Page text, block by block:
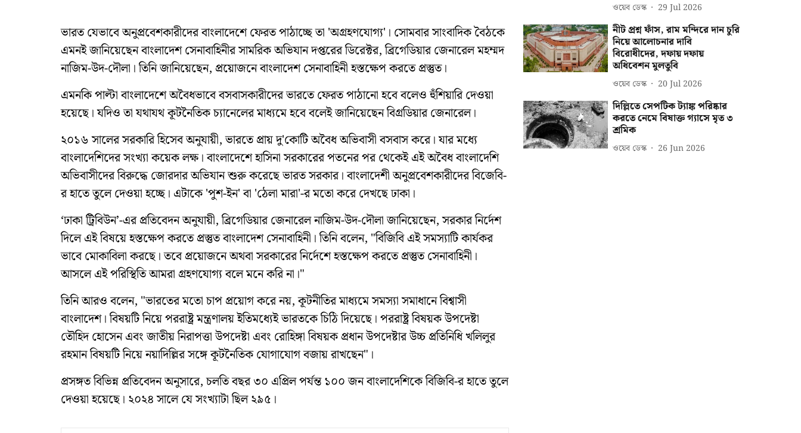
ভারত যেভাবে অনুপ্রবেশকারীদের বাংলাদেশে ফেরত পাঠাচ্ছে তা 'অগ্রহণযোগ্য'। সোমবার সাংবাদিক বৈঠকে
এমনই জানিয়েছেন বাংলাদেশ সেনাবাহিনীর সামরিক অভিযান দপ্তরের ডিরেক্টর, ব্রিগেডিয়ার জেনারেল মহম্মদ
নাজিম-উদ-দৌলা। তিনি জানিয়েছেন, প্রয়োজনে বাংলাদেশ সেনাবাহিনী হস্তক্ষেপ করতে প্রস্তুত।
এমনকি পাল্টা বাংলাদেশে অবৈধভাবে বসবাসকারীদের ভারতে ফেরত পাঠানো হবে বলেও হুঁশিয়ারি দেওয়া
হয়েছে। যদিও তা যথাযথ কূটনৈতিক চ্যানেলের মাধ্যমে হবে বলেই জানিয়েছেন বিগ্রডিয়ার জেনারেল।
২০১৬ সালের সরকারি হিসেব অনুযায়ী, ভারতে প্রায় দু'কোটি অবৈধ অভিবাসী বসবাস করে। যার মধ্যে
বাংলাদেশিদের সংখ্যা কয়েক লক্ষ। বাংলাদেশে হাসিনা সরকারের পতনের পর থেকেই এই অবৈধ বাংলাদেশি
অভিবাসীদের বিরুদ্ধে জোরদার অভিযান শুরু করেছে ভারত সরকার। বাংলাদেশী অনুপ্রবেশকারীদের বিজেবি-
র হাতে তুলে দেওয়া হচ্ছে। এটাকে 'পুশ-ইন' বা 'ঠেলা মারা'-র মতো করে দেখছে ঢাকা।
‘ঢাকা ট্রিবিউন’-এর প্রতিবেদন অনুযায়ী, ব্রিগেডিয়ার জেনারেল নাজিম-উদ-দৌলা জানিয়েছেন, সরকার নির্দেশ
দিলে এই বিষয়ে হস্তক্ষেপ করতে প্রস্তুত বাংলাদেশ সেনাবাহিনী। তিনি বলেন, "বিজিবি এই সমস্যাটি কার্যকর
ভাবে মোকাবিলা করছে। তবে প্রয়োজনে অথবা সরকারের নির্দেশে হস্তক্ষেপ করতে প্রস্তুত সেনাবাহিনী।
আসলে এই পরিস্থিতি আমরা গ্রহণযোগ্য বলে মনে করি না।"
তিনি আরও বলেন, "ভারতের মতো চাপ প্রয়োগ করে নয়, কূটনীতির মাধ্যমে সমস্যা সমাধানে বিশ্বাসী
বাংলাদেশ। বিষয়টি নিয়ে পররাষ্ট্র মন্ত্রণালয় ইতিমধ্যেই ভারতকে চিঠি দিয়েছে। পররাষ্ট্র বিষয়ক উপদেষ্টা
তৌহিদ হোসেন এবং জাতীয় নিরাপত্তা উপদেষ্টা এবং রোহিঙ্গা বিষয়ক প্রধান উপদেষ্টার উচ্চ প্রতিনিধি খলিলুর
রহমান বিষয়টি নিয়ে নয়াদিল্লির সঙ্গে কূটনৈতিক যোগাযোগ বজায় রাখছেন"।
প্রসঙ্গত বিভিন্ন প্রতিবেদন অনুসারে, চলতি বছর ৩০ এপ্রিল পর্যন্ত ১০০ জন বাংলাদেশিকে বিজিবি-র হাতে তুলে
দেওয়া হয়েছে। ২০২৪ সালে যে সংখ্যাটা ছিল ২৯৫।
ওয়েব ডেস্ক 29 Jul 2026
নীট প্রশ্ন ফাঁস, রাম মন্দিরে দান চুরি
নিয়ে আলোচনার দাবি
বিরোধীদের, দফায় দফায়
অধিবেশন মুলতুবি
ওয়েব ডেস্ক 20 Jul 2026
দিল্লিতে সেপটিক ট্যাঙ্ক পরিষ্কার
করতে নেমে বিষাক্ত গ্যাসে মৃত ৩
শ্রমিক
ওয়েব ডেস্ক 26 Jun 2026